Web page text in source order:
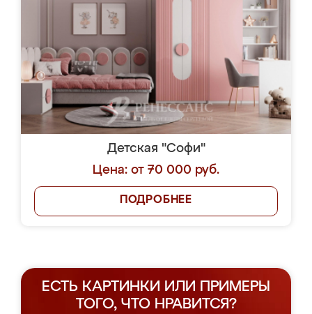
Детская "Софи"
Цена: от 70 000 руб.
ПОДРОБНЕЕ
ЕСТЬ КАРТИНКИ ИЛИ ПРИМЕРЫ
ТОГО, ЧТО НРАВИТСЯ?